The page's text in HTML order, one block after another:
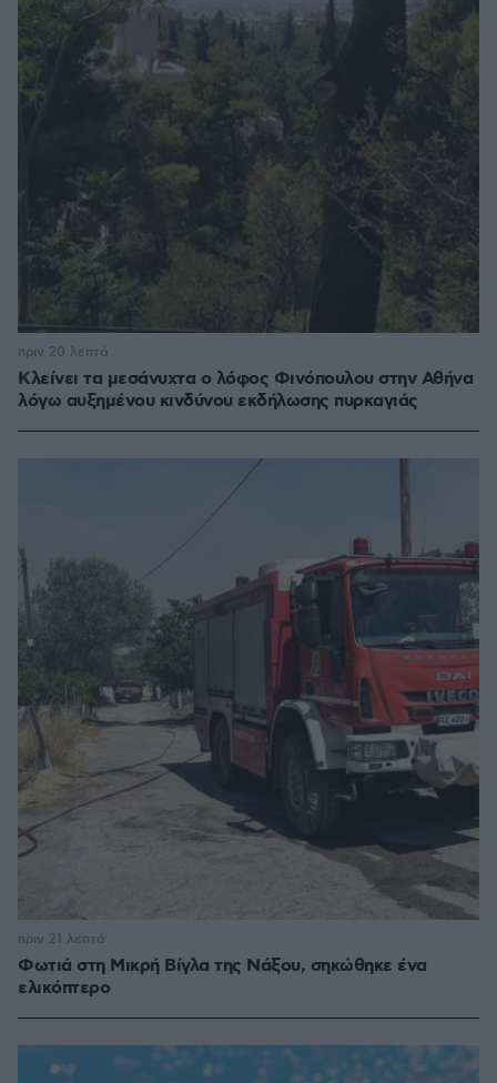
Κλείνει τα μεσάνυχτα ο λόφος Φινόπουλου στην Αθήνα
λόγω αυξημένου κινδύνου εκδήλωσης πυρκαγιάς
πριν 20 λεπτά
Φωτιά στη Μικρή Βίγλα της Νάξου, σηκώθηκε ένα
ελικόπτερο
πριν 21 λεπτά